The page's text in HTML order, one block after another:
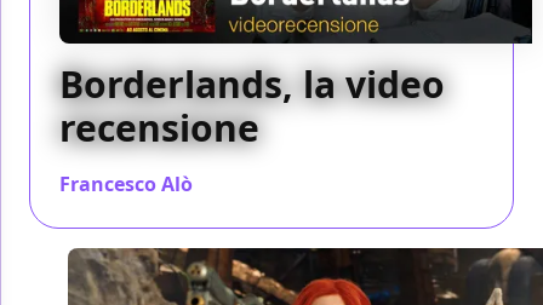
Borderlands, la video
recensione
Francesco Alò